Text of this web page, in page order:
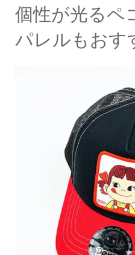
個性が光るペ
パレルもおす